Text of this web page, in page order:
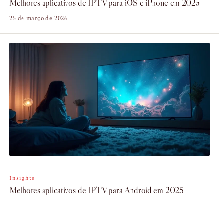
Melhores aplicativos de IPTV para iOS e iPhone em 2025
25 de março de 2026
Insights
Melhores aplicativos de IPTV para Android em 2025